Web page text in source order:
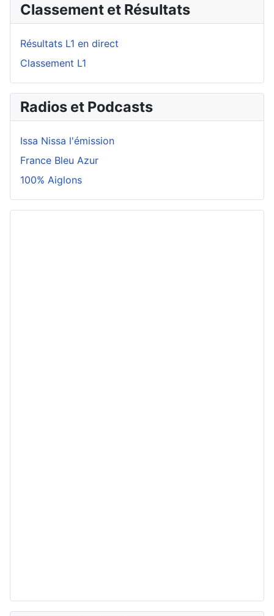
Classement et Résultats
Résultats L1 en direct
Classement L1
Radios et Podcasts
Issa Nissa l'émission
France Bleu Azur
100% Aiglons